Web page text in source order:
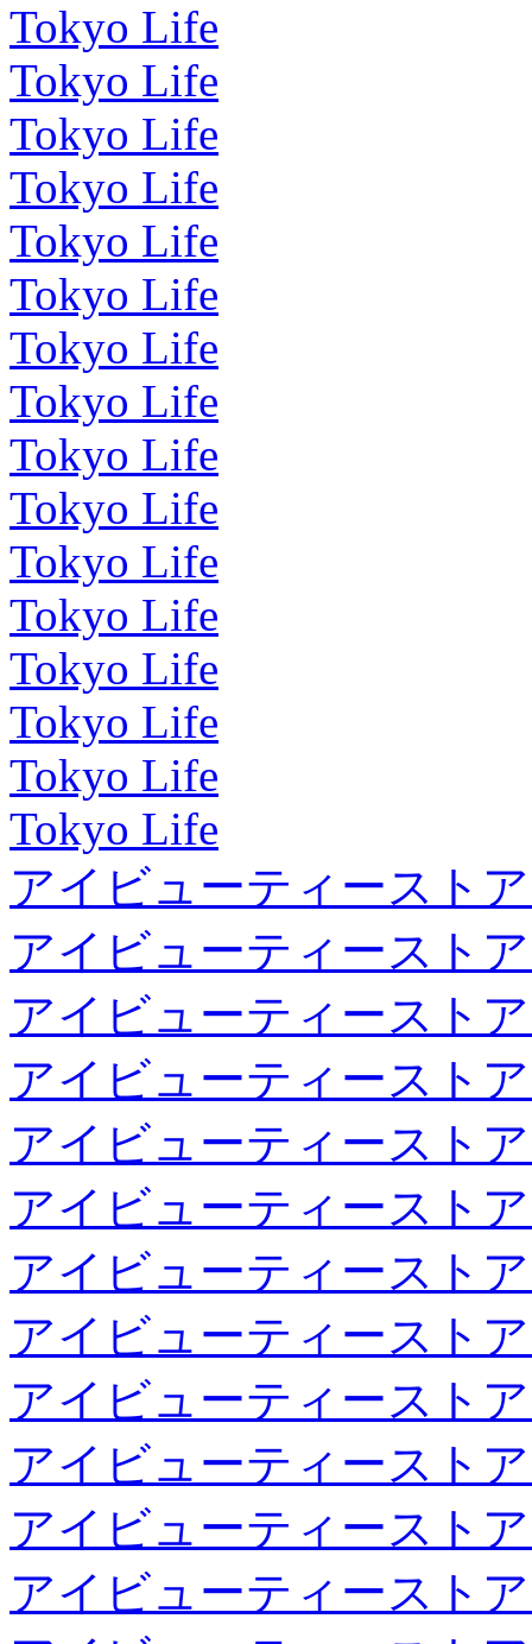
Tokyo Life
Tokyo Life
Tokyo Life
Tokyo Life
Tokyo Life
Tokyo Life
Tokyo Life
Tokyo Life
Tokyo Life
Tokyo Life
Tokyo Life
Tokyo Life
Tokyo Life
Tokyo Life
Tokyo Life
Tokyo Life
アイビューティースト
アイビューティースト
アイビューティースト
アイビューティースト
アイビューティースト
アイビューティースト
アイビューティースト
アイビューティースト
アイビューティースト
アイビューティースト
アイビューティースト
アイビューティースト